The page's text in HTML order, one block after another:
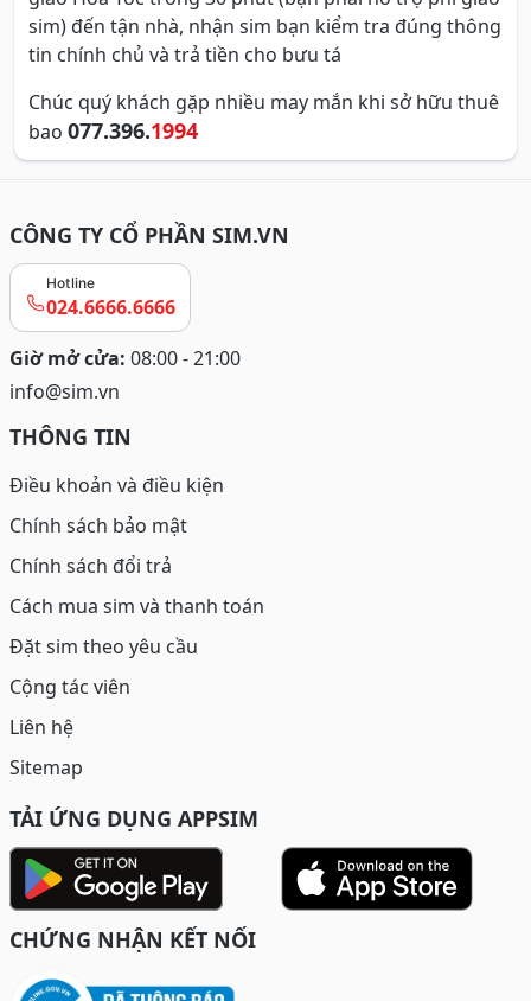
sim) đến tận nhà, nhận sim bạn kiểm tra đúng thông
tin chính chủ và trả tiền cho bưu tá
Chúc quý khách gặp nhiều may mắn khi sở hữu thuê
bao 077.396.1994
CÔNG TY CỔ PHẦN SIM.VN
Hotline
024.6666.6666
Giờ mở cửa: 08:00 - 21:00
info@sim.vn
THÔNG TIN
Điều khoản và điều kiện
Chính sách bảo mật
Chính sách đổi trả
Cách mua sim và thanh toán
Đặt sim theo yêu cầu
Cộng tác viên
Liên hệ
Sitemap
TẢI ỨNG DỤNG APPSIM
CHỨNG NHẬN KẾT NỐI